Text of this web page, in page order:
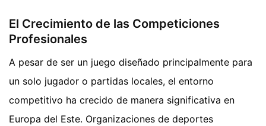
El Crecimiento de las Competiciones
Profesionales
A pesar de ser un juego diseñado principalmente para
un solo jugador o partidas locales, el entorno
competitivo ha crecido de manera significativa en
Europa del Este. Organizaciones de deportes